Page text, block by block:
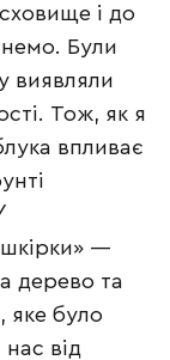
і до
Були
виявляли
Тож, як я
впливає
—
дерево та
яке було
нас від